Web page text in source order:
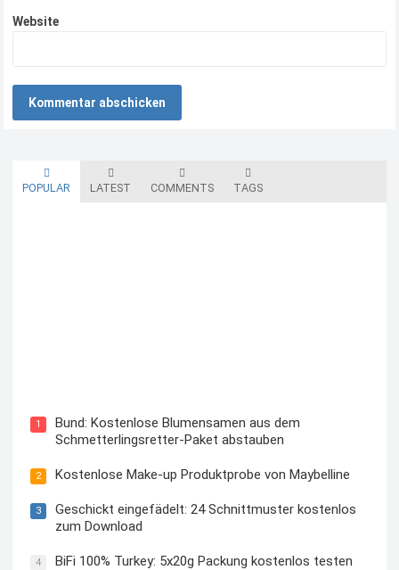
Website
POPULAR LATEST COMMENTS TAGS
1
Bund: Kostenlose Blumensamen aus dem
Schmetterlingsretter-Paket abstauben
2 Kostenlose Make-up Produktprobe von Maybelline
3
Geschickt eingefädelt: 24 Schnittmuster kostenlos
zum Download
4 BiFi 100% Turkey: 5x20g Packung kostenlos testen